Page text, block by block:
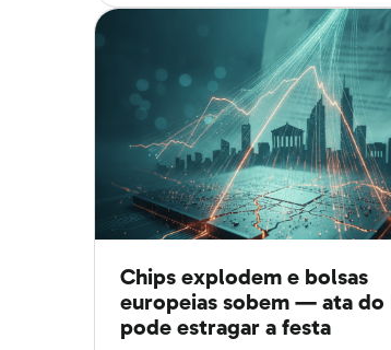
Chips explodem e bolsas
europeias sobem — ata do
pode estragar a festa